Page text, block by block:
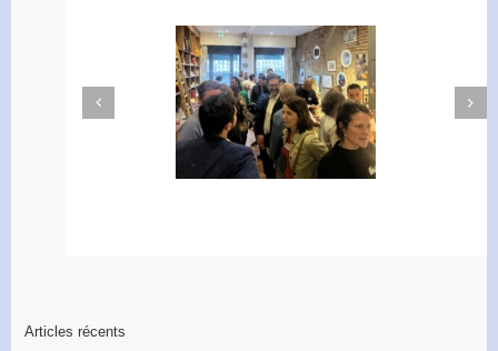
Accélérateur de
l’engagement
Previous
Next
Articles récents